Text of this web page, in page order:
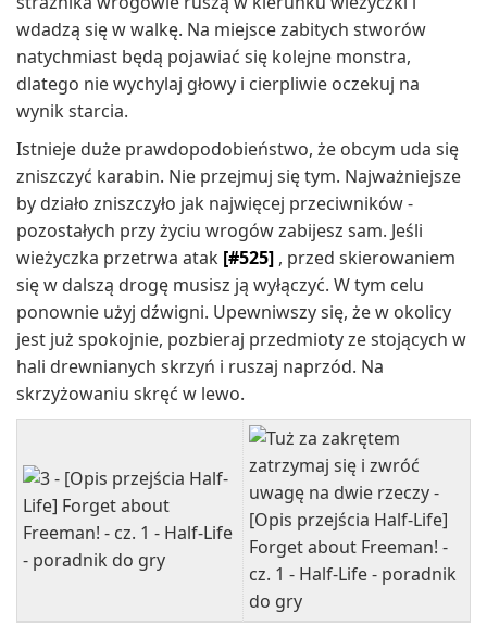
wdadzą się w walkę. Na miejsce zabitych stworów
natychmiast będą pojawiać się kolejne monstra,
dlatego nie wychylaj głowy i cierpliwie oczekuj na
wynik starcia.
Istnieje duże prawdopodobieństwo, że obcym uda się
zniszczyć karabin. Nie przejmuj się tym. Najważniejsze
by działo zniszczyło jak najwięcej przeciwników -
pozostałych przy życiu wrogów zabijesz sam. Jeśli
wieżyczka przetrwa atak [#525] , przed skierowaniem
się w dalszą drogę musisz ją wyłączyć. W tym celu
ponownie użyj dźwigni. Upewniwszy się, że w okolicy
jest już spokojnie, pozbieraj przedmioty ze stojących w
hali drewnianych skrzyń i ruszaj naprzód. Na
skrzyżowaniu skręć w lewo.